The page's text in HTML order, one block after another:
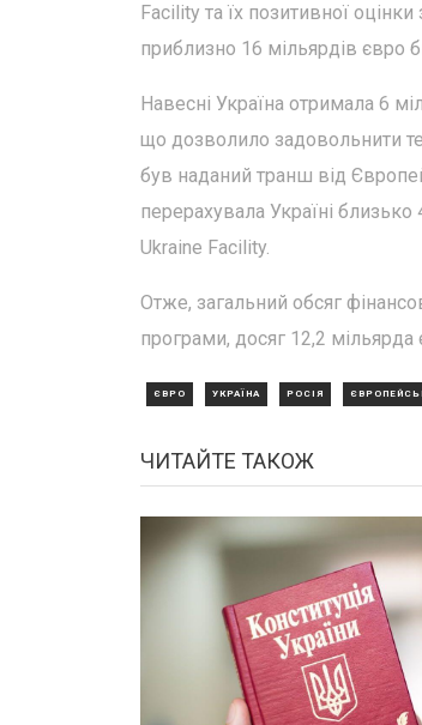
Facility та їх позитивної
приблизно 16 мільярдів євро
Навесні Україна отримала 6
що дозволило задовольнити
був наданий транш від
перерахувала Україні
Ukraine Facility.
Отже, загальний обсяг
програми, досяг 12,2 мільярда
ЄВРО УКРАЇНА РОСІЯ
ЧИТАЙТЕ ТАКОЖ